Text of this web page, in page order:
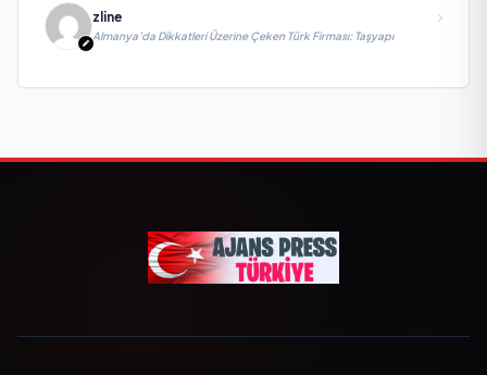
zline
Almanya’da Dikkatleri Üzerine Çeken Türk Firması: Taşyapı